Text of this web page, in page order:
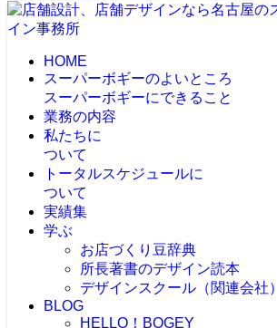
HOME
スーパーボギーのよいところ
スーパーボギーにできること
業務の内容
私たちに
ついて
トータルスケジュールに
ついて
実績集
学ぶ
お店づくり豆辞典
所長著書のデザイン読本
デザインスクール（関連会社）
BLOG
HELLO！BOGEY